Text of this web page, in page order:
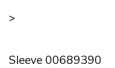
>
Sleeve 00689390